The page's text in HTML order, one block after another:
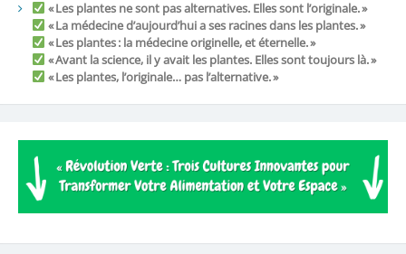
« Les plantes ne sont pas alternatives. Elles sont l’originale. »
« La médecine d’aujourd’hui a ses racines dans les plantes. »
« Les plantes : la médecine originelle, et éternelle. »
« Avant la science, il y avait les plantes. Elles sont toujours là. »
« Les plantes, l’originale… pas l’alternative. »